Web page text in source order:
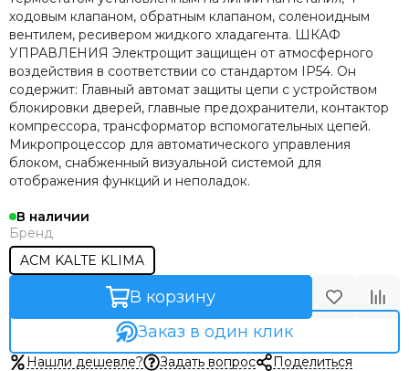
ходовым клапаном, обратным клапаном, соленоидным
вентилем, ресивером жидкого хладагента. ШКАФ
УПРАВЛЕНИЯ Электрощит защищен от атмосферного
воздействия в соответствии со стандартом IP54. Он
содержит: Главный автомат защиты цепи с устройством
блокировки дверей, главные предохранители, контактор
компрессора, трансформатор вспомогательных цепей.
Микропроцессор для автоматического управления
блоком, снабженный визуальной системой для
отображения функций и неполадок.
В наличии
Бренд
ACM KALTE KLIMA
В корзину
Заказ в один клик
Нашли дешевле? Задать вопрос Поделиться